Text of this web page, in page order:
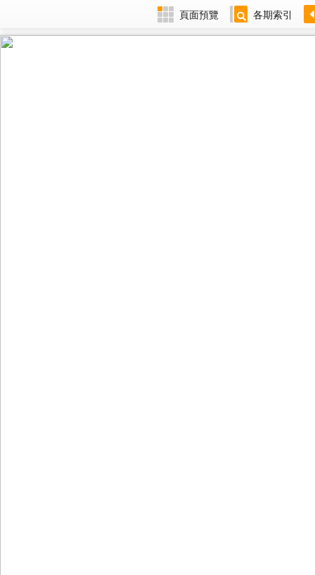
頁面預覽 各期索引